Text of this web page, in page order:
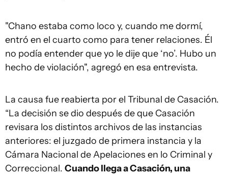
"Chano estaba como loco y, cuando me dormí,
entró en el cuarto como para tener relaciones. Él
no podía entender que yo le dije que ‘no’. Hubo un
hecho de violación", agregó en esa entrevista.
La causa fue reabierta por el Tribunal de Casación.
“La decisión se dio después de que Casación
revisara los distintos archivos de las instancias
anteriores: el juzgado de primera instancia y la
Cámara Nacional de Apelaciones en lo Criminal y
Correccional. Cuando llega a Casación, una